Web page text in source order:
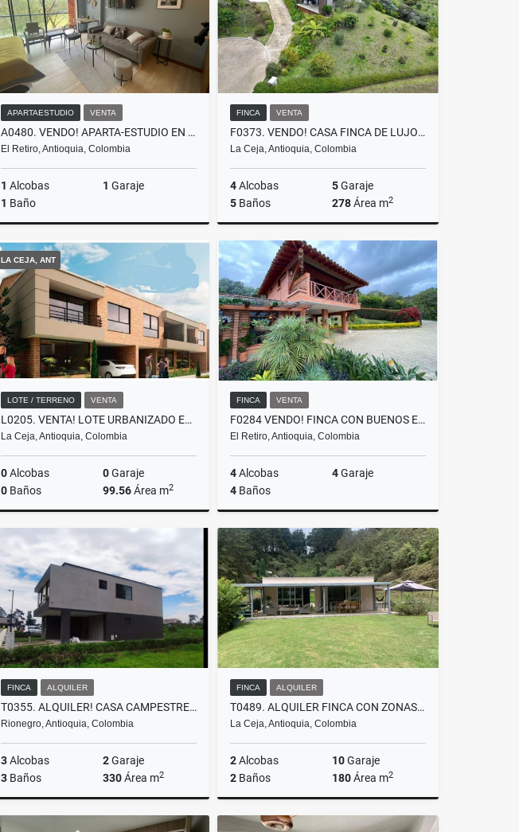
APARTAESTUDIO VENTA
A0480. VENDO! APARTA-ESTUDIO EN EXCLUSIVO SECTOR DEL RETIRO
El Retiro, Antioquia, Colombia
1 Alcobas 1 Garaje
1 Baño
Venta
$380.000.000
FINCA VENTA
F0373. VENDO! CASA FINCA DE LUJO VÍA LA CEJA - SAN ANTONIO
La Ceja, Antioquia, Colombia
4Alcobas 5Garaje
5 Baños 278Área m2
Venta
$2.300.000.000
LA CEJA, ANT
LOTE / TERRENO VENTA
L0205. VENTA! LOTE URBANIZADO EN SECTOR EXCLUSIVO, LA CEJA
La Ceja, Antioquia, Colombia
0Alcobas 0Garaje
0 Baños 99.56Área m2
$235.000.000
FINCA VENTA
F0284 VENDO! FINCA CON BUENOS ESPACIOS UBICACIÓN RESIDENCIAL EL RETIRO
El Retiro, Antioquia, Colombia
4Alcobas 4Garaje
4 Baños
Venta
$2.700.000.000
FINCA ALQUILER
T0355. ALQUILER! CASA CAMPESTRE EN PARCELACIÓN LLANOGRANDE
Rionegro, Antioquia, Colombia
3Alcobas 2Garaje
3 Baños 330Área m2
Alquiler
FINCA ALQUILER
T0489. ALQUILER FINCA CON ZONAS VERDES
La Ceja, Antioquia, Colombia
2Alcobas 10Garaje
2 Baños 180Área m2
Alquiler